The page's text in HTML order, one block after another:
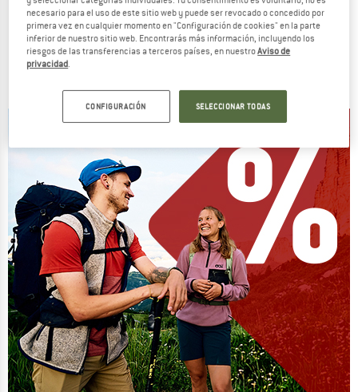
EUROSCHIRM
Light Trek Ultra
Paraguas
a partir de 50,95 €
3,2(17)
EUROSCHIRM
Telescope Handsfree
87,95 €
4,6
necesario para el uso de este sitio web y puede ser revocado o concedido por
primera vez en cualquier momento en "Configuración de cookies" en la parte
inferior de nuestro sitio web. Encontrarás más información, incluyendo los
riesgos de las transferencias a terceros países, en nuestroAviso de
privacidad
CONFIGURACIÓN SELECCIONAR TODAS